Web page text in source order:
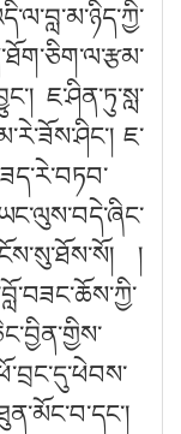
ཇ་ཤིན་ཏུ་སླ་
ཇ་
།